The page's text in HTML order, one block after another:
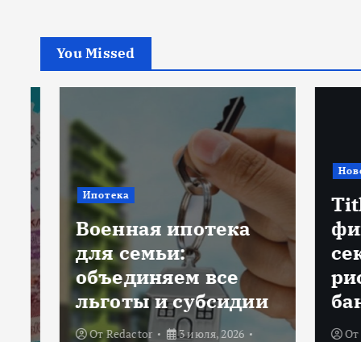
You Missed
Ипотека
Военная ипотека
для семьи:
объединяем все
льготы и субсидии
ОтRedactor
3 июля, 2026
От